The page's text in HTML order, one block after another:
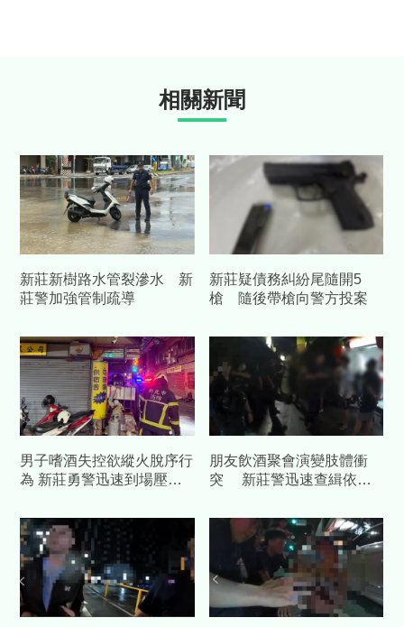
相關新聞
新莊新樹路水管裂滲水 新
莊警加強管制疏導
新莊疑債務糾紛尾隨開5
槍 隨後帶槍向警方投案
男子嗜酒失控欲縱火脫序行
為 新莊勇警迅速到場壓制
朋友飲酒聚會演變肢體衝
突 新莊警迅速查緝依法